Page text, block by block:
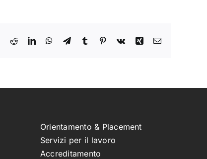
RedditLinkedInWhatsApp
TelegramTumblr Pinterest
Vk Xing Email
Orientamento & Placement
Servizi per il lavoro
Accreditamento